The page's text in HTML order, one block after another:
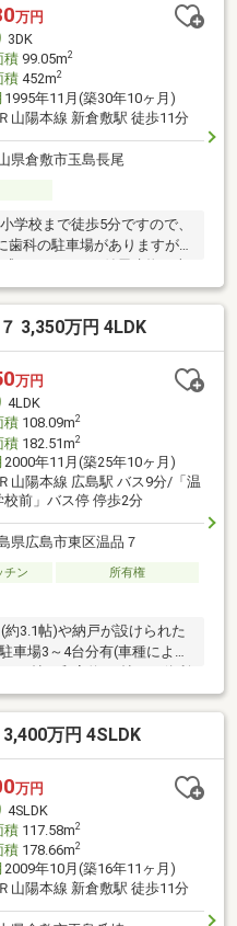
万円
3DK
積99.05m2
積452m2
1995年11月(築30年10ヶ月)
Ｒ山陽本線 新倉敷駅 徒歩11分
県倉敷市玉島長尾
学校まで徒歩5分ですので、
科の駐車場がありますが、
があります♪※付属建物（車
月日は不明。・ハローズ 新
敷店 約1，788m・セブ
・デイリーヤマザキ 新
尾店 約1399m・医療法人創
中国銀行玉島北支店 約
3,350万円 4LDK
万円
4LDK
積108.09m2
積182.51m2
2000年11月(築25年10ヶ月)
Ｒ山陽本線 広島駅 バス9分/「温
校前」バス停 停歩2分
県広島市東区温品７
チン
所有権
3.1帖)や納戸が設けられた
車場3～4台分有(車種によ
2WAY仕様・リビングを見渡
納付・水回りが集約配置さ
即引渡し可能(残金精算
ー「フレスタ 温品店」徒
(約240m)※容積率は前面道路
万円 4SLDK
万円
4SLDK
積117.58m2
積178.66m2
2009年10月(築16年11ヶ月)
山陽本線 新倉敷駅 徒歩11分